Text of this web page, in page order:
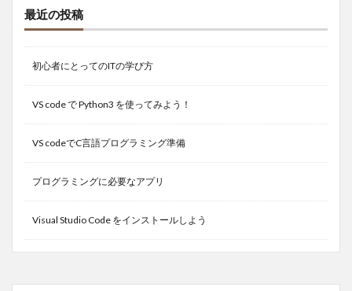
最近の投稿
初心者にとってのITの学び方
VS code で Python3 を使ってみよう！
VS codeでC言語プログラミング準備
プログラミングに必要なアプリ
Visual Studio Code をインストールしよう